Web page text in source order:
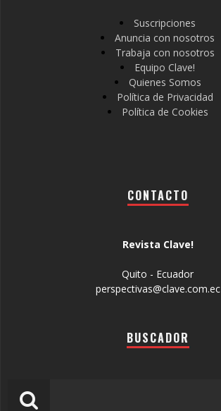
Suscripciones
Anuncia con nosotros
Trabaja con nosotros
Equipo Clave!
Quienes Somos
Política de Privacidad
Política de Cookies
CONTACTO
Revista Clave!
Quito - Ecuador
perspectivas@clave.com.ec
BUSCADOR